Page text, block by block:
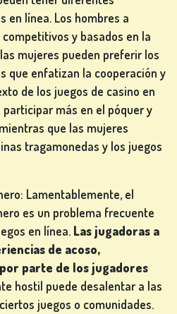
en línea. Los hombres a
y basados en la
mujeres pueden preferir los
que enfatizan la cooperación y
de los juegos de casino en
más en el póquer y
que las mujeres
tragamonedas y los juegos
Lamentablemente, el
es un problema frecuente
en línea. Las jugadoras a
de acoso,
parte de los jugadores
hostil puede desalentar a las
juegos o comunidades.